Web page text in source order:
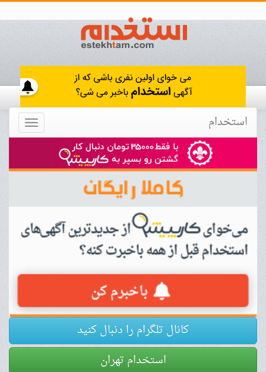
Toggle استخدام
کانال تلگرام را دنبال کنید
استخدام تهران